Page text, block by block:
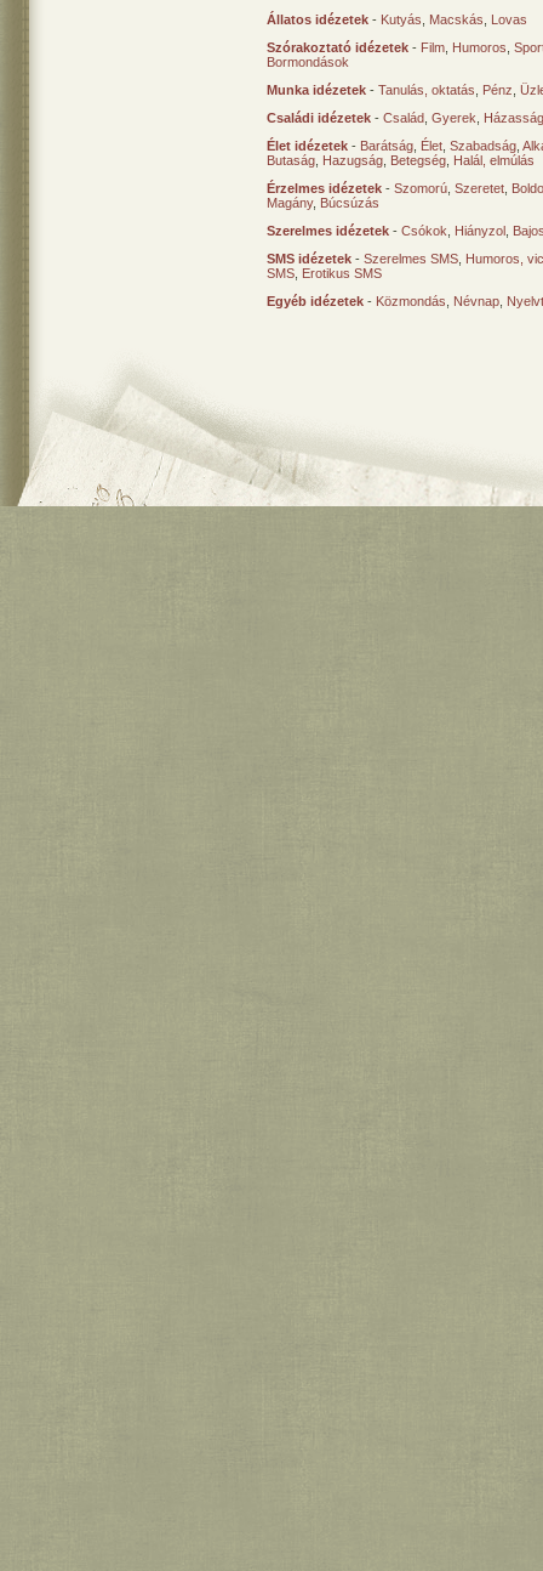
Állatos idézetek - Kutyás Macskás
Lovas
Szórakoztató idézetek - Film Humoros
Bormondások
Munka idézetek - Tanulás, oktatás Pénz
Családi idézetek - Család Gyerek
Élet idézetek - Barátság Élet Szabadság
Butaság Hazugság Betegség Halál, elmúlás
Érzelmes idézetek - Szomorú Szeretet
Magány, Búcsúzás
Szerelmes idézetek - Csókok Hiányzol
SMS idézetek - Szerelmes SMS Humoros,
SMS Erotikus SMS
Egyéb idézetek - Közmondás Névnap